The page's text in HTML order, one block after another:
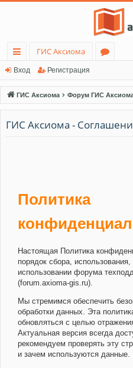
с
ы
лк
и
ГИС Аксиома
ру
м
ы
Вход Регистрация
ГИС Аксиома Форум ГИС
ГИС Аксиома -
Политика
Настоящая Политика
порядок сбора,
использовании форума
(forum.axioma-gis.ru).
Мы стремимся обеспечить
обработки данных. Эта
обновляться с целью
Актуальная версия всегда
рекомендуем проверять эту
и зачем используются данные.